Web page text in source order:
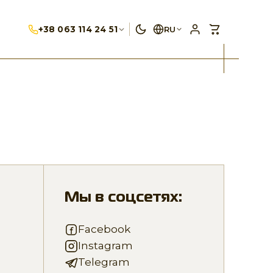
+38 063 114 24 51 RU
Мы в соцсетях:
Facebook
Instagram
Telegram